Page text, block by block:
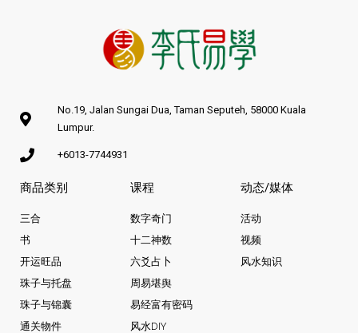
No.19, Jalan Sungai Dua, Taman Seputeh, 58000 Kuala
Lumpur.
+6013-7744931
商品类别
三合
书
开运旺品
珠子与托盘
珠子与锦囊
通关物件
课程
数字奇门
十二神数
六爻占卜
周易堪舆
易经富有密码
风水DIY
动态/媒体
活动
视频
风水知识